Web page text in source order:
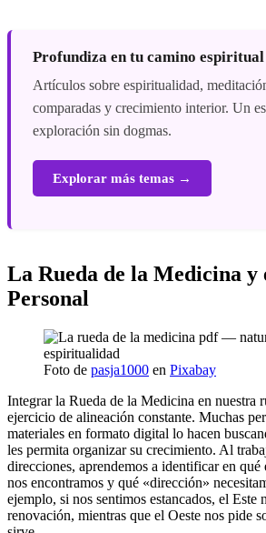
Profundiza en tu camino espiritual
Artículos sobre espiritualidad,
comparadas y crecimiento interior. Un
exploración sin dogmas.
Explorar más temas →
La Rueda de la Medicina y
Personal
Foto de pasja1000 en Pixabay
Integrar la Rueda de la Medicina en nuestra
ejercicio de alineación constante. Muchas
materiales en formato digital lo hacen
les permita organizar su crecimiento. Al
direcciones, aprendemos a identificar en qué
nos encontramos y qué «dirección»
ejemplo, si nos sentimos estancados, el Este
renovación, mientras que el Oeste nos pide